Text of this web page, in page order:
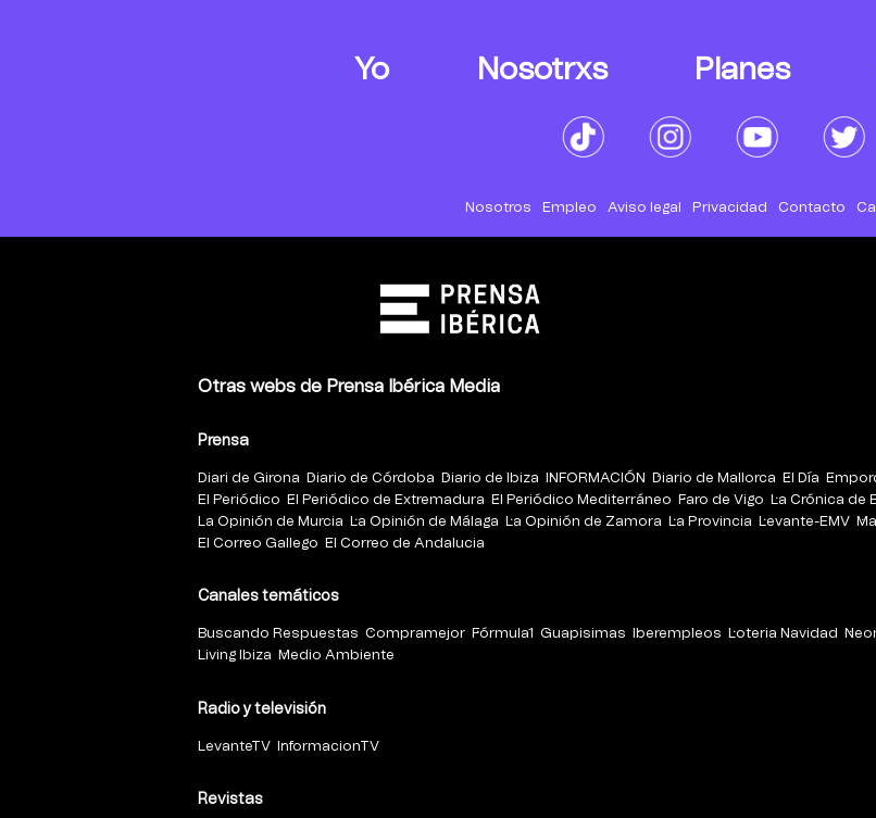
Yo Nosotrxs Planes
Nosotros Empleo Aviso legal Privacidad Contacto
Otras webs de Prensa Ibérica Media
Prensa
Diari de Girona Diario de Córdoba Diario de Ibiza INFORMACIÓN Diario de Mallorca El Día
El Periódico
El Periódico de Extremadura El Periódico Mediterráneo Faro de Vigo La Crónica de
La Opinión de Murcia
La Opinión de Málaga La Opinión de Zamora La Provincia Levante-EMV
El Correo Gallego
El Correo de Andalucia
Canales temáticos
Buscando Respuestas Compramejor Fórmula1 Guapisimas Iberempleos Loteria Navidad
Living Ibiza
Medio Ambiente
Radio y televisión
LevanteTV InformacionTV
Revistas